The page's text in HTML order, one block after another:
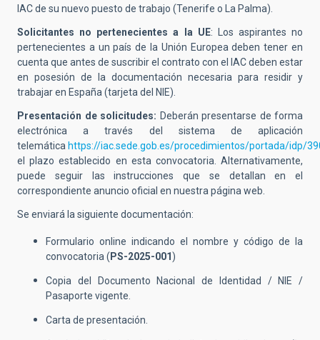
IAC de su nuevo puesto de trabajo (Tenerife o La Palma).
Solicitantes no pertenecientes a la UE: Los aspirantes no
pertenecientes a un país de la Unión Europea deben tener en
cuenta que antes de suscribir el contrato con el IAC deben estar
en posesión de la documentación necesaria para residir y
trabajar en España (tarjeta del NIE).
Presentación de solicitudes: Deberán presentarse de forma
electrónica a través del sistema de aplicación
telemática https://iac.sede.gob.es/procedimientos/portada/idp/
el plazo establecido en esta convocatoria. Alternativamente,
puede seguir las instrucciones que se detallan en el
correspondiente anuncio oficial en nuestra página web.
Se enviará la siguiente documentación:
Formulario online indicando el nombre y código de la
convocatoria ( PS-2025-001 )
Copia del Documento Nacional de Identidad / NIE /
Pasaporte vigente.
Carta de presentación.